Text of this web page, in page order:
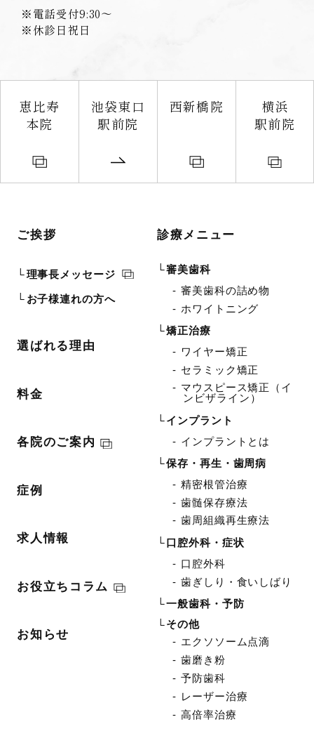
※電話受付9:30〜
※休診日祝日
恵比寿
本院
池袋東口
駅前院
西新橋院
横浜
駅前院
ご挨拶
理事長メッセージ
お子様連れの方へ
選ばれる理由
料金
各院のご案内
症例
求人情報
お役立ちコラム
お知らせ
診療メニュー
審美歯科
審美歯科の詰め物
ホワイトニング
矯正治療
ワイヤー矯正
セラミック矯正
マウスピース矯正（イ
ンビザライン）
インプラント
インプラントとは
保存・再生・歯周病
精密根管治療
歯髄保存療法
歯周組織再生療法
口腔外科・症状
口腔外科
歯ぎしり・食いしばり
一般歯科・予防
その他
エクソソーム点滴
歯磨き粉
予防歯科
レーザー治療
高倍率治療